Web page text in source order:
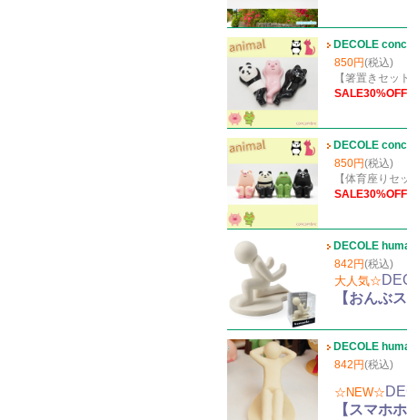
DECOLE
850円(税込)
【箸置きセッ
SALE30%OFF
DECOLE
850円(税込)
【体育座りセ
SALE30%OFF
DECOLE
842円(税込)
大人気☆
【おんぶ
DECOLE
842円(税込)
☆NEW☆
【スマホ